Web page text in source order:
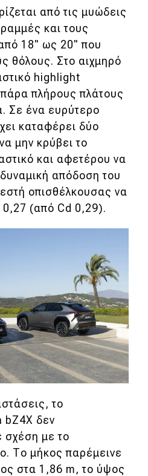
από τις μυώδεις
και τους
18" ως 20" που
θόλους. Στο αιχμηρό
highlight
πλήρους πλάτους
Σε ένα ευρύτερο
καταφέρει δύο
μην κρύβει το
και αφετέρου να
απόδοση του
οπισθέλκουσας να
0,27 (από Cd 0,29).
το
bZ4X δεν
σχέση με το
Το μήκος παρέμεινε
στα 1,86 m, το ύψος